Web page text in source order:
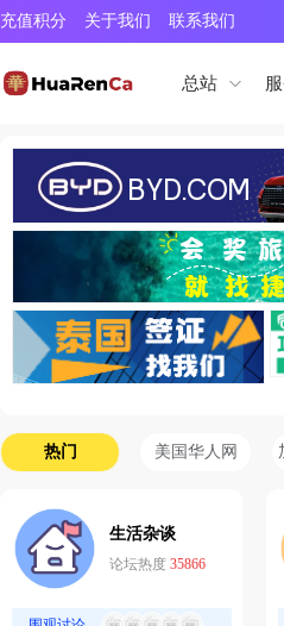
充值积分 关于我们 联系我们
总站
热门 美国华人网
生活杂谈
论坛热度 35866